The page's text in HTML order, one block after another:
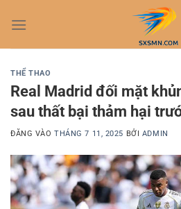
qua
THỂ THAO
Real Madrid đối mặt
sau thất bại thảm hại
ĐĂNG VÀOTHÁNG 7 11, 2025 BỞI ADMIN